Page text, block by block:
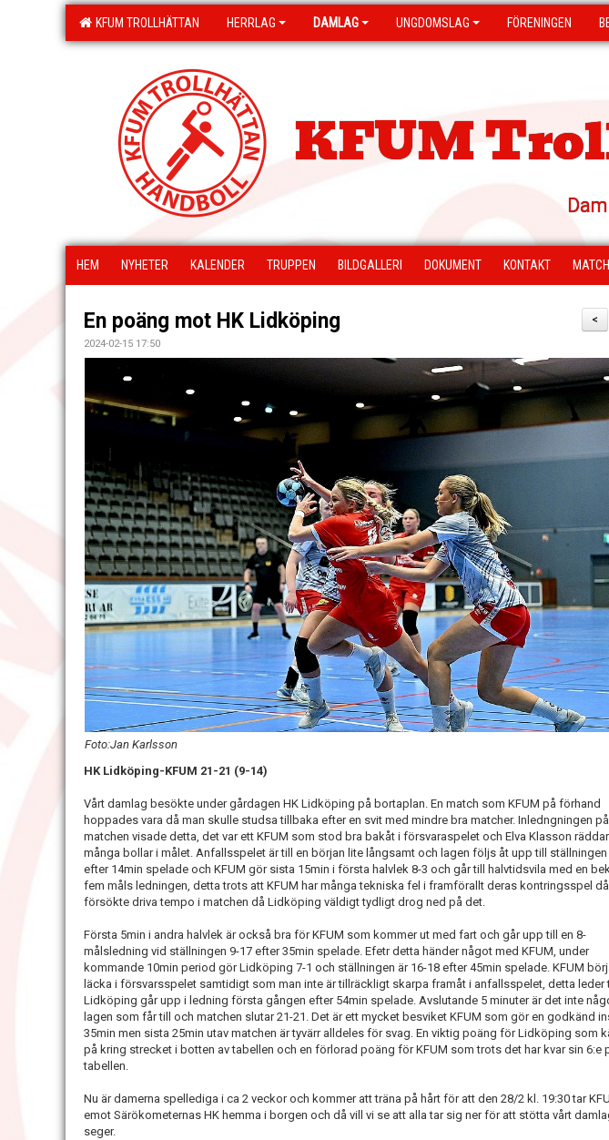
KFUM TROLLHÄTTAN HERRLAG DAMLAG UNGDOMSLAG FÖRENINGEN
KFUM
HEM NYHETER KALENDER TRUPPEN BILDGALLERI DOKUMENT KONTAKT
<
En poäng mot HK Lidköping
2024-02-15 17:50
Foto:Jan Karlsson
HK Lidköping-KFUM 21-21 (9-14)
Vårt damlag besökte under gårdagen HK Lidköping på bortaplan. En match som KFUM på förhand
hoppades vara då man skulle studsa tillbaka efter en svit med mindre bra matcher. Inledngningen på
matchen visade detta, det var ett KFUM som stod bra bakåt i försvaraspelet och Elva Klasson räddar
många bollar i målet. Anfallsspelet är till en början lite långsamt och lagen följs åt upp till ställningen
efter 14min spelade och KFUM gör sista 15min i första halvlek 8-3 och går till halvtidsvila med en
fem måls ledningen, detta trots att KFUM har många tekniska fel i framförallt deras kontringsspel
försökte driva tempo i matchen då Lidköping väldigt tydligt drog ned på det.
Första 5min i andra halvlek är också bra för KFUM som kommer ut med fart och går upp till en 8-
målsledning vid ställningen 9-17 efter 35min spelade. Efetr detta händer något med KFUM, under
kommande 10min period gör Lidköping 7-1 och ställningen är 16-18 efter 45min spelade. KFUM
läcka i försvarsspelet samtidigt som man inte är tillräckligt skarpa framåt i anfallsspelet, detta leder
Lidköping går upp i ledning första gången efter 54min spelade. Avslutande 5 minuter är det inte
lagen som får till och matchen slutar 21-21. Det är ett mycket besviket KFUM som gör en godkänd
35min men sista 25min utav matchen är tyvärr alldeles för svag. En viktig poäng för Lidköping som
på kring strecket i botten av tabellen och en förlorad poäng för KFUM som trots det har kvar sin 6:e
tabellen.
Nu är damerna spellediga i ca 2 veckor och kommer att träna på hårt för att den 28/2 kl. 19:30 tar
emot Särökometernas HK hemma i borgen och då vill vi se att alla tar sig ner för att stötta vårt
seger.